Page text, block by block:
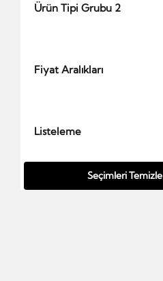
Ürün Tipi Grubu 2
Fiyat Aralıkları
Listeleme
Seçimleri Temizle